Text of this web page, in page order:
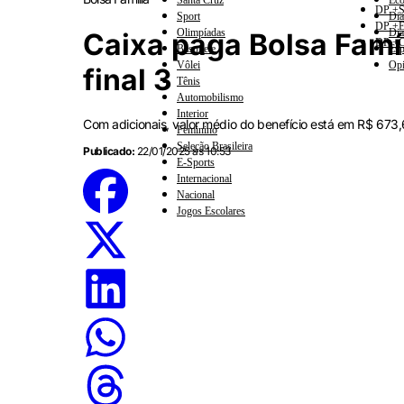
Sport
Olimpíadas
Basquete
Vôlei
Tênis
Automobilismo
Interior
Feminino
Seleção Brasileira
E-Sports
Internacional
Nacional
Jogos Escolares
DP
DP
DP
Caixa paga Bolsa
final 3
Com adicionais, valor médio do benefício está em R$
Publicado: 22/01/2025 às 10:53